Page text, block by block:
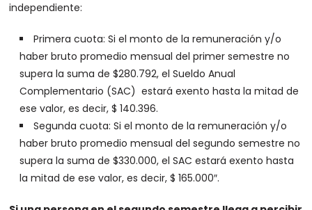
independiente:
Primera cuota: Si el monto de la remuneración y/o
haber bruto promedio mensual del primer semestre no
supera la suma de $280.792, el Sueldo Anual
Complementario (SAC) estará exento hasta la mitad de
ese valor, es decir, $ 140.396.
Segunda cuota: Si el monto de la remuneración y/o
haber bruto promedio mensual del segundo semestre no
supera la suma de $330.000, el SAC estará exento hasta
la mitad de ese valor, es decir, $ 165.000″.